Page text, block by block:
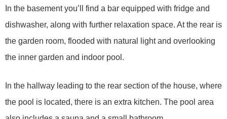
In the basement you’ll find a bar equipped with fridge and
dishwasher, along with further relaxation space. At the rear is
the garden room, flooded with natural light and overlooking
the inner garden and indoor pool.
In the hallway leading to the rear section of the house, where
the pool is located, there is an extra kitchen. The pool area